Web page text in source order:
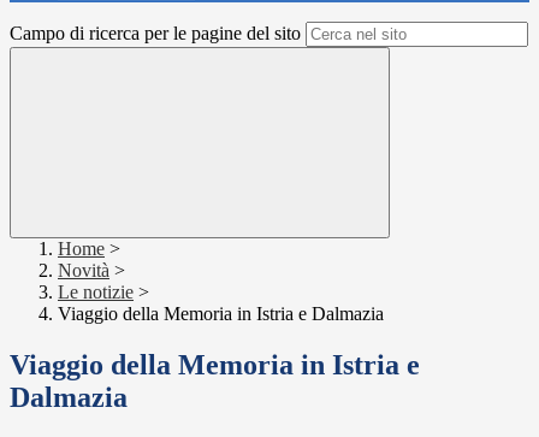
Campo di ricerca per le pagine del sito
Home >
Novità >
Le notizie >
Viaggio della Memoria in Istria e Dalmazia
Viaggio della Memoria in Istria e
Dalmazia